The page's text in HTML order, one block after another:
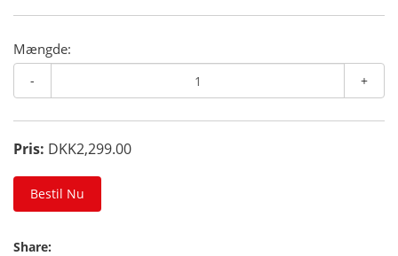
Mængde:
- +
Pris: DKK2,299.00
Bestil Nu
Share: